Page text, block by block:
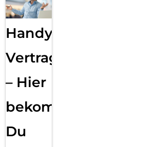
Handy
Vertragsabwicklung
– Hier
bekommst
Du